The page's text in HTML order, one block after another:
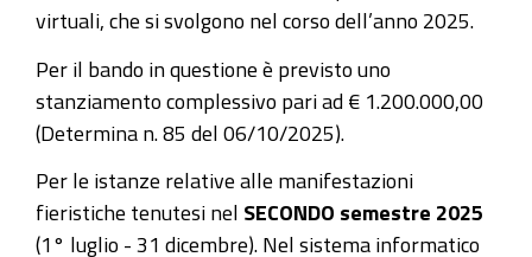
virtuali, che si svolgono nel corso dell’anno 2025.
Per il bando in questione è previsto uno
stanziamento complessivo pari ad € 1.200.000,00
(Determina n. 85 del 06/10/2025).
Per le istanze relative alle manifestazioni
fieristiche tenutesi nel SECONDO semestre 2025
(1° luglio - 31 dicembre). Nel sistema informatico